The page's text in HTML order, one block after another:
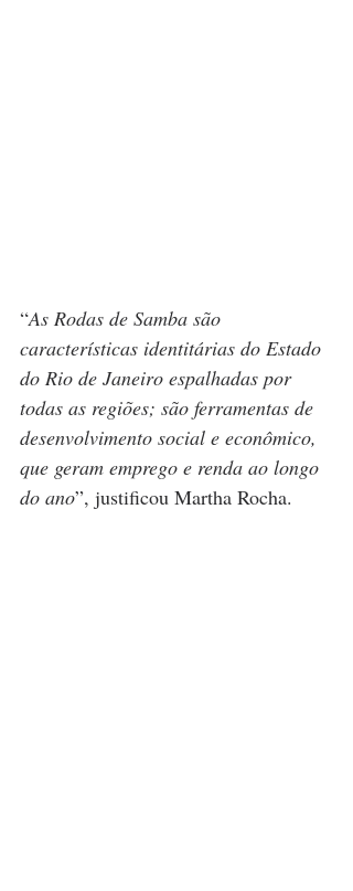
“As Rodas de Samba são
características identitárias do Estado
do Rio de Janeiro espalhadas por
todas as regiões; são ferramentas de
desenvolvimento social e econômico,
que geram emprego e renda ao longo
do ano”, justificou Martha Rocha.